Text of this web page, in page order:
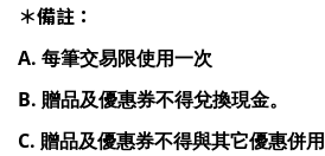
＊備註：
A. 每筆交易限使用一次
B. 贈品及優惠券不得兌換現金。
C. 贈品及優惠券不得與其它優惠併用